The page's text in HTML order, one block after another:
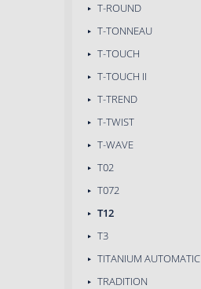
T-ROUND
T-TONNEAU
T-TOUCH
T-TOUCH II
T-TREND
T-TWIST
T-WAVE
T02
T072
T12
T3
TITANIUM AUTOMATIC
TRADITION